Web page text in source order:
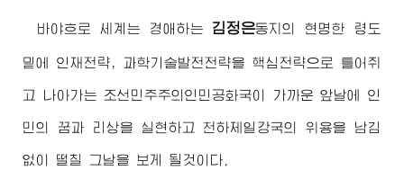
바야흐로 세계는 경애하는 김정은동지의 현명한 령도
밑에 인재전략, 과학기술발전전략을 핵심전략으로 틀어쥐
고 나아가는 조선민주주의인민공화국이 가까운 앞날에 인
민의 꿈과 리상을 실현하고 천하제일강국의 위용을 남김
없이 떨칠 그날을 보게 될것이다.